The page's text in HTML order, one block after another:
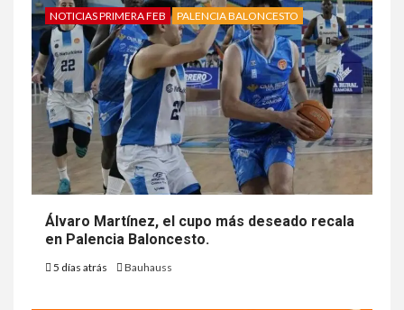
NOTICIAS PRIMERA FEB PALENCIA BALONCESTO
Álvaro Martínez, el cupo más deseado recala
en Palencia Baloncesto.
5 días atrás Bauhauss